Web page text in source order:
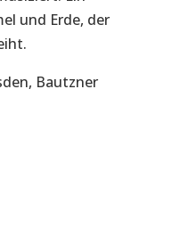
und Erde, der
Bautzner